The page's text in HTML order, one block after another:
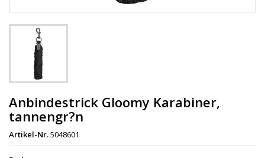
Anbindestrick Gloomy Karabiner,
tannengr?n
Artikel-Nr.5048601